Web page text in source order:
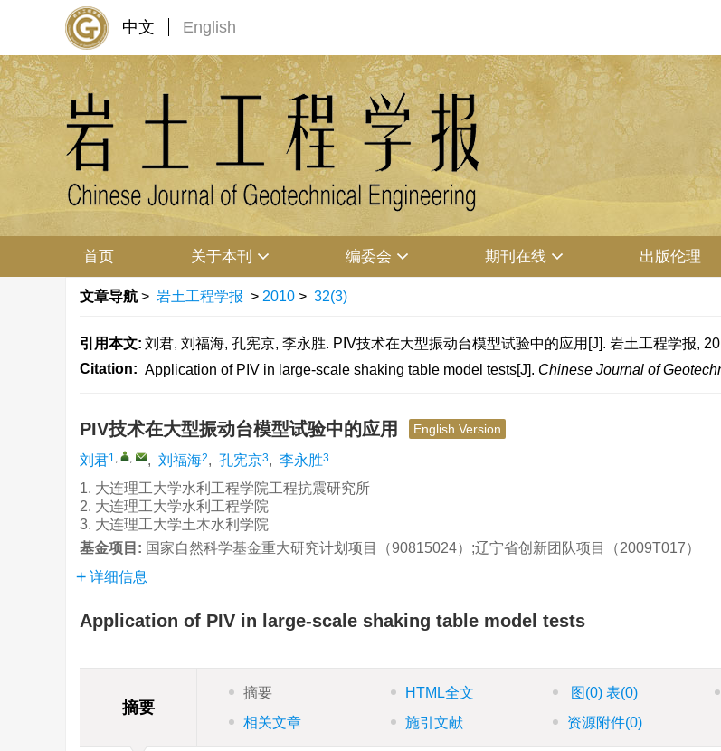
中文 English
首页 关于本刊 编委会 期刊在线 出版伦理
文章导航 > 岩土工程学报 > 2010 > 32(3)
引用本文: 刘君, 刘福海, 孔宪京, 李永胜. PIV技术在大型振动台模型试验中的应用[J]. 岩土工程学报,
Citation: Application of PIV in large-scale shaking table model tests[J]. Chinese Journal of
PIV技术在大型振动台模型试验中的应用 English Version
刘君1, , , 刘福海2, 孔宪京3, 李永胜3
1. 大连理工大学水利工程学院工程抗震研究所
2. 大连理工大学水利工程学院
3. 大连理工大学土木水利学院
基金项目: 国家自然科学基金重大研究计划项目（90815024）;辽宁省创新团队项目（2009T017）
详细信息
Application of PIV in large-scale shaking table model tests
摘要
摘要 HTML全文 图 (0) 表(0)
相关文章
施引文献 资源附件(0)